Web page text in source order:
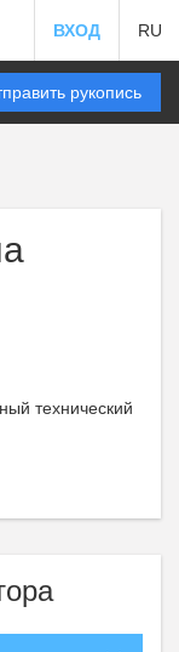
ВХОД RU
рукопись
технический